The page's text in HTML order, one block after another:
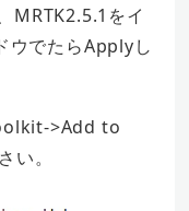
MRTK2.5.1をイ
ウでたらApplyし
>Add to
。